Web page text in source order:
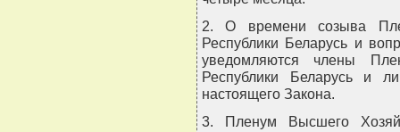
2. О времени созыва
Республики Беларусь и
уведомляются члены
Республики Беларусь и
настоящего Закона.
3. Пленум Высшего